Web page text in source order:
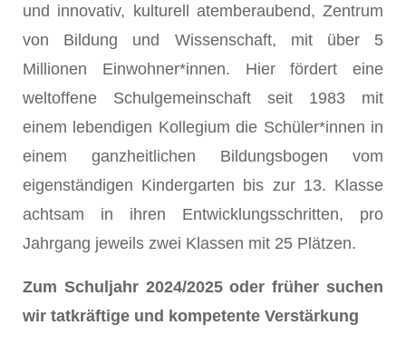
und innovativ, kulturell atemberaubend, Zentrum
von Bildung und Wissenschaft, mit über 5
Millionen Einwohner*innen. Hier fördert eine
weltoffene Schulgemeinschaft seit 1983 mit
einem lebendigen Kollegium die Schüler*innen in
einem ganzheitlichen Bildungsbogen vom
eigenständigen Kindergarten bis zur 13. Klasse
achtsam in ihren Entwicklungsschritten, pro
Jahrgang jeweils zwei Klassen mit 25 Plätzen.
Zum Schuljahr 2024/2025 oder früher suchen
wir tatkräftige und kompetente Verstärkung